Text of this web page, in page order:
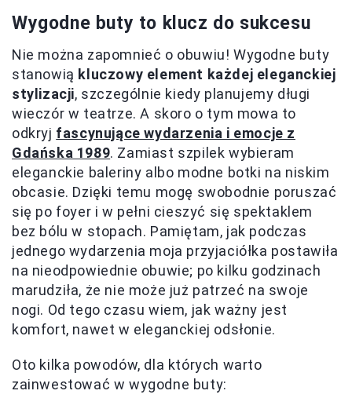
Wygodne buty to klucz do sukcesu
Nie można zapomnieć o obuwiu! Wygodne buty
stanowią kluczowy element każdej eleganckiej
stylizacji, szczególnie kiedy planujemy długi
wieczór w teatrze. A skoro o tym mowa to
odkryj fascynujące wydarzenia i emocje z
Gdańska 1989. Zamiast szpilek wybieram
eleganckie baleriny albo modne botki na niskim
obcasie. Dzięki temu mogę swobodnie poruszać
się po foyer i w pełni cieszyć się spektaklem
bez bólu w stopach. Pamiętam, jak podczas
jednego wydarzenia moja przyjaciółka postawiła
na nieodpowiednie obuwie; po kilku godzinach
marudziła, że nie może już patrzeć na swoje
nogi. Od tego czasu wiem, jak ważny jest
komfort, nawet w eleganckiej odsłonie.
Oto kilka powodów, dla których warto
zainwestować w wygodne buty: